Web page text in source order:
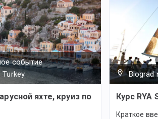
событие
Turkey
яхте, круиз по
Biograd
Курс RYA
Краткое